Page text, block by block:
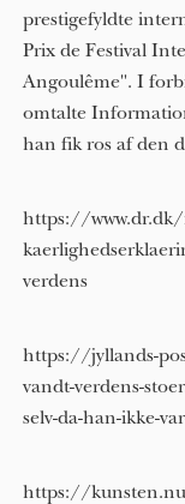
prestigefyldte
Prix de Festival
Angoulême". I
omtalte
han fik ros af den
https://
verdens
https://jyllands-
vandt-verdens-
selv-da-han-ikke-
https://